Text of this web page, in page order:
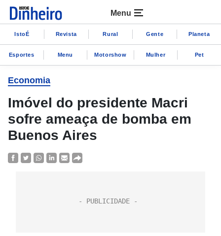
Menu
IstoÉ Revista Rural Gente Planeta
Esportes Menu Motorshow Mulher Pet
Economia
Imóvel do presidente Macri
sofre ameaça de bomba em
Buenos Aires